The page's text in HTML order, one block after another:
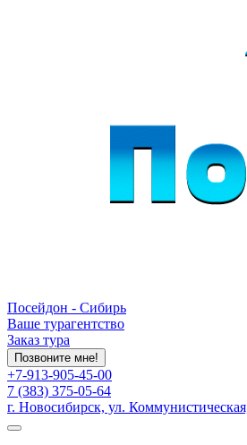
Посейдон - Сибирь
Ваше турагентство
Заказ тура
Позвоните мне!
+7-913-905-45-00
7 (383) 375-05-64
г. Новосибирск, ул.